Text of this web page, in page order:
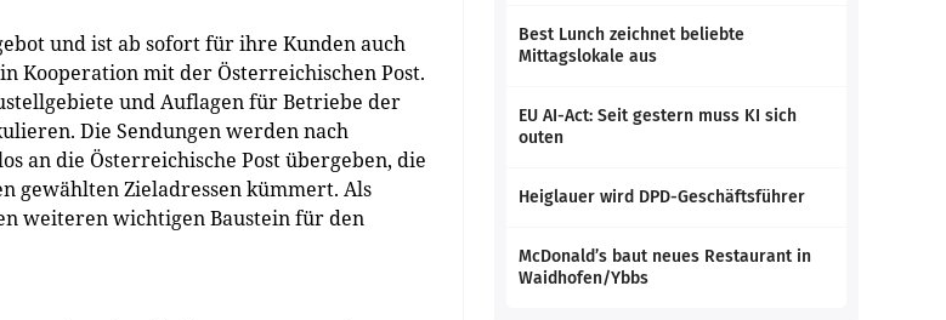
und ist ab sofort für ihre Kunden auch
Kooperation mit der Österreichischen Post.
und Auflagen für Betriebe der
Die Sendungen werden nach
an die Österreichische Post übergeben, die
gewählten Zieladressen kümmert. Als
weiteren wichtigen Baustein für den
Best Lunch zeichnet beliebte
Mittagslokale aus
EU AI-Act: Seit gestern muss KI sich
outen
Heiglauer wird DPD-Geschäftsführer
McDonald’s baut neues Restaurant in
Waidhofen/Ybbs